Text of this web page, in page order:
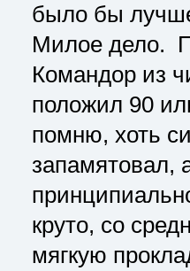
было бы
Милое дело.
Командор из
положил 90
помню, хоть
запамятовал,
круто, со
мягкую